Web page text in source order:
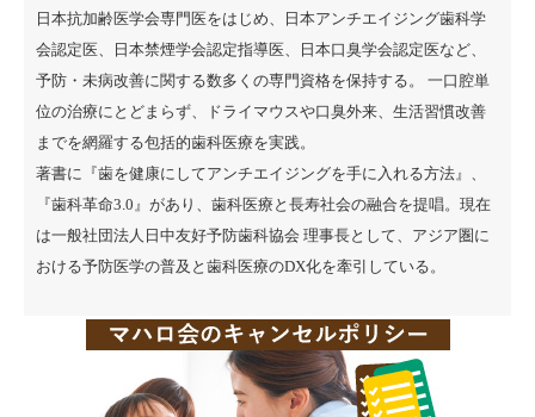
日本抗加齢医学会専門医をはじめ、日本アンチエイジング歯科学
会認定医、日本禁煙学会認定指導医、日本口臭学会認定医など、
予防・未病改善に関する数多くの専門資格を保持する。 一口腔単
位の治療にとどまらず、ドライマウスや口臭外来、生活習慣改善
までを網羅する包括的歯科医療を実践。
著書に『歯を健康にしてアンチエイジングを手に入れる方法』、
『歯科革命3.0』があり、歯科医療と長寿社会の融合を提唱。現在
は一般社団法人日中友好予防歯科協会 理事長として、アジア圏に
おける予防医学の普及と歯科医療のDX化を牽引している。